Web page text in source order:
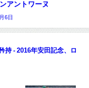
アントワーヌ
6日
持 - 2016年安田記念、ロ